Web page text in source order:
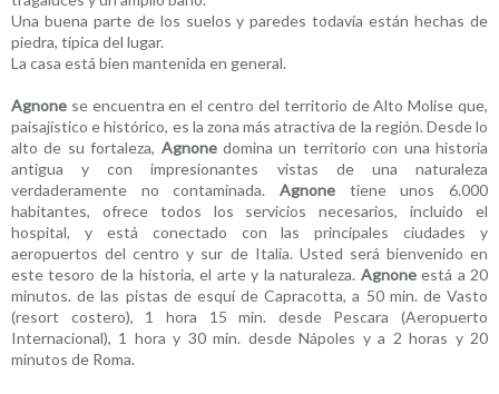
Una buena parte de los suelos y paredes todavía están hechas de
piedra, típica del lugar.
La casa está bien mantenida en general.
Agnone se encuentra en el centro del territorio de Alto Molise que,
paisajístico e histórico, es la zona más atractiva de la región. Desde lo
alto de su fortaleza, Agnonedomina un territorio con una historia
antigua y con impresionantes vistas de una naturaleza
verdaderamente no contaminada. Agnone tiene unos 6.000
habitantes, ofrece todos los servicios necesarios, incluido el
hospital, y está conectado con las principales ciudades y
aeropuertos del centro y sur de Italia. Usted será bienvenido en
este tesoro de la historia, el arte y la naturaleza. Agnoneestá a 20
minutos. de las pistas de esquí de Capracotta, a 50 min. de Vasto
(resort costero), 1 hora 15 min. desde Pescara (Aeropuerto
Internacional), 1 hora y 30 min. desde Nápoles y a 2 horas y 20
minutos de Roma.